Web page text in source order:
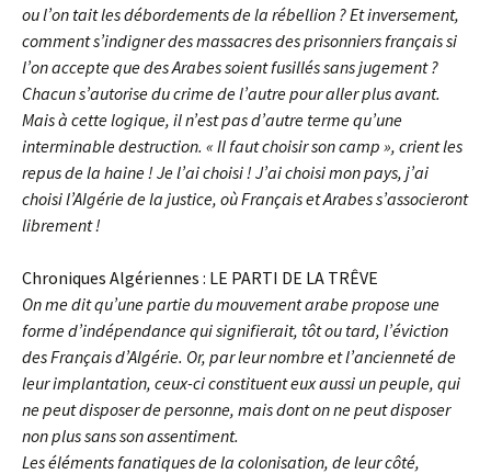
ou l’on tait les débordements de la rébellion ? Et inversement,
comment s’indigner des massacres des prisonniers français si
l’on accepte que des Arabes soient fusillés sans jugement ?
Chacun s’autorise du crime de l’autre pour aller plus avant.
Mais à cette logique, il n’est pas d’autre terme qu’une
interminable destruction. « Il faut choisir son camp », crient les
repus de la haine ! Je l’ai choisi ! J’ai choisi mon pays, j’ai
choisi l’AIgérie de la justice, où Français et Arabes s’associeront
librement !
Chroniques Algériennes : LE PARTI DE LA TRÊVE
On me dit qu’une partie du mouvement arabe propose une
forme d’indépendance qui signifierait, tôt ou tard, l’éviction
des Français d’Algérie. Or, par leur nombre et l’ancienneté de
leur implantation, ceux-ci constituent eux aussi un peuple, qui
ne peut disposer de personne, mais dont on ne peut disposer
non plus sans son assentiment.
Les éléments fanatiques de la colonisation, de leur côté,